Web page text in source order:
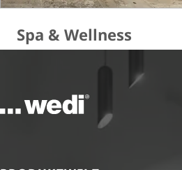
Spa & Wellness
Zur Startseite